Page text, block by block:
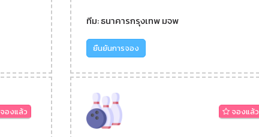
ทีม: ธนาคารกรุงเทพ มจพ
ยืนยันการจอง
จองแล้ว จองแล้ว